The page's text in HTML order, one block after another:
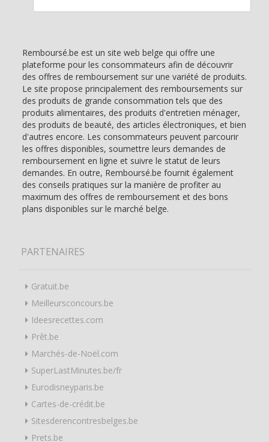
Remboursé.be est un site web belge qui offre une
plateforme pour les consommateurs afin de découvrir
des offres de remboursement sur une variété de produits.
Le site propose principalement des remboursements sur
des produits de grande consommation tels que des
produits alimentaires, des produits d'entretien ménager,
des produits de beauté, des articles électroniques, et bien
d'autres encore. Les consommateurs peuvent parcourir
les offres disponibles, soumettre leurs demandes de
remboursement en ligne et suivre le statut de leurs
demandes. En outre, Remboursé.be fournit également
des conseils pratiques sur la manière de profiter au
maximum des offres de remboursement et des bons
plans disponibles sur le marché belge.
PARTENAIRES
Gratuit.be
Meilleursconcours.be
Ideesrecettes.com
Prêt.be
Marchés-de-Noël.com
SuperLastMinutes.be/fr
Eurodisneyparis.be
Cartes-de-crédit.be
Sitesderencontresbelges.be
Prets.be